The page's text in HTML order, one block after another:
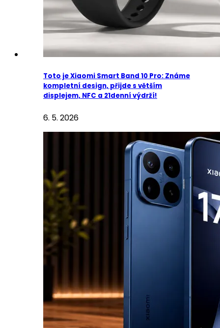
Toto je Xiaomi Smart Band 10 Pro: Známe
kompletní design, přijde s větším
displejem, NFC a 21denní výdrží!
6. 5. 2026